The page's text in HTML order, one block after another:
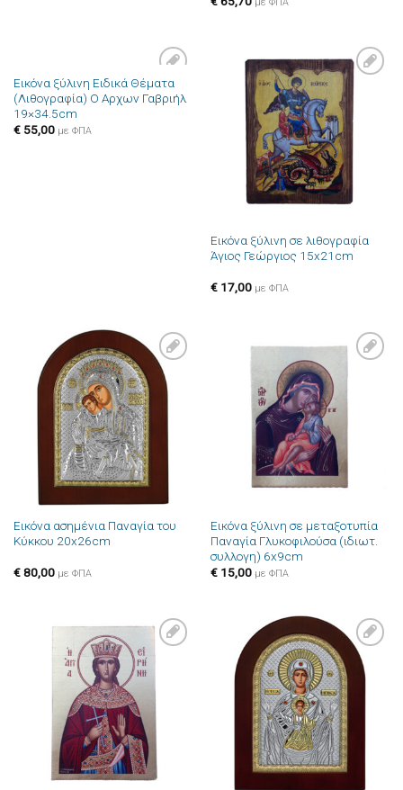
με ΦΠΑ
Πρόσθήκη
στην λίστα
Εικόνα ξύλινη Ειδικά Θέματα
(Λιθογραφία) Ο Αρχων Γαβριήλ
19×34.5cm
€55,00 με ΦΠΑ
Πρόσθήκη
στην λίστα
επιθυμιών
Εικόνα ξύλινη σε λιθογραφία
Άγιος Γεώργιος 15x21cm
€17,00 με ΦΠΑ
Πρόσθήκη
στην λίστα
επιθυμιών
Εικόνα ασημένια Παναγία του
Κύκκου 20x26cm
€80,00 με ΦΠΑ
Πρόσθήκη
στην λίστα
επιθυμιών
Εικόνα ξύλινη σε μεταξοτυπία
Παναγία Γλυκοφιλούσα (ιδιωτ.
συλλογη) 6x9cm
€15,00 με ΦΠΑ
Πρόσθήκη
στην λίστα
Πρόσθήκη
στην λίστα
επιθυμιών